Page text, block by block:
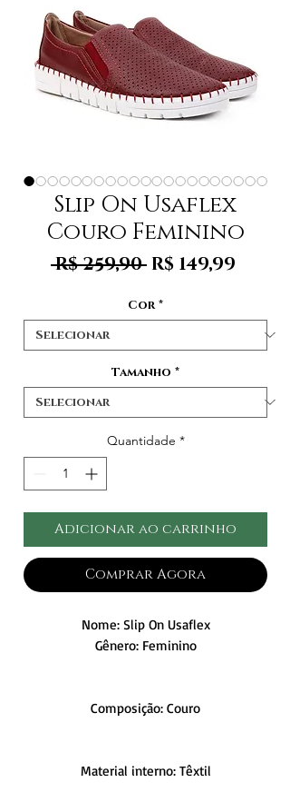
Slip On Usaflex
Couro Feminino
R$ 259,90 Preço
R$ 149,99
Cor *
Tamanho *
Quantidade *
Adicionar ao carrinho
Comprar Agora
Nome: Slip On Usaflex
Gênero: Feminino
Composição: Couro
Material interno: Têxtil